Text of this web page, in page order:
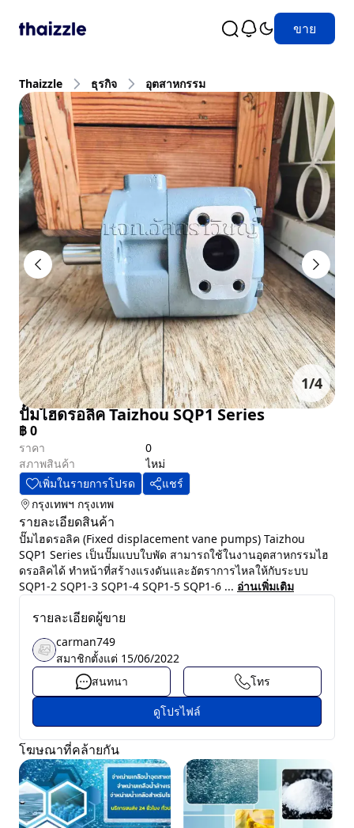
ขาย
Thaizzle ธุรกิจ อุตสาหกรรม
1/4
ปั๊มไฮดรอลิค Taizhou SQP1 Series
฿0
ราคา
0
สภาพสินค้า
ไหม่
เพิ่มในรายการโปรด
แชร์
กรุงเทพฯ กรุงเทพ
รายละเอียดสินค้า
ปั๊มไฮดรอลิค (Fixed displacement vane pumps) Taizhou
SQP1 Series เป็นปั๊มแบบใบพัด สามารถใช้ในงานอุตสาหกรรมไฮ
ดรอลิคได้ ทำหน้าที่สร้างแรงดันและอัตราการไหลให้กับระบบ
SQP1-2 SQP1-3 SQP1-4 SQP1-5 SQP1-6 ... อ่านเพิ่มเติม
รายละเอียดผู้ขาย
carman749
สมาชิกตั้งแต่ 15/06/2022
สนทนา
โทร
ดูโปรไฟล์
โฆษณาที่คล้ายกัน